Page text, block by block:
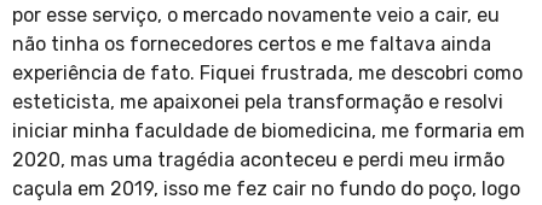
por esse serviço, o mercado novamente veio a cair, eu
não tinha os fornecedores certos e me faltava ainda
experiência de fato. Fiquei frustrada, me descobri como
esteticista, me apaixonei pela transformação e resolvi
iniciar minha faculdade de biomedicina, me formaria em
2020, mas uma tragédia aconteceu e perdi meu irmão
caçula em 2019, isso me fez cair no fundo do poço, logo